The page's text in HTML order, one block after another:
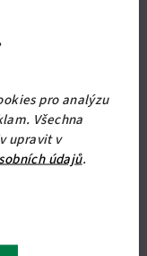
pro analýzu
Všechna
upravit v
údajů.